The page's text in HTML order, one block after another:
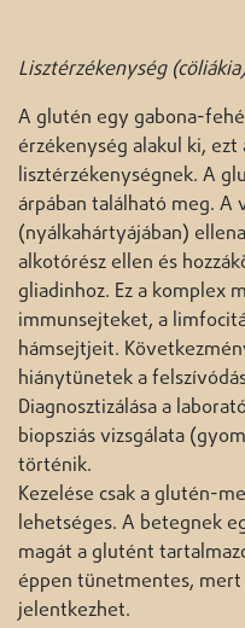
Lisztérzékenység
A glutén egy gabona-
érzékenység alakul ki,
lisztérzékenységnek. A
árpában található meg. A
(nyálkahártyájában)
alkotórész ellen és
gliadinhoz. Ez a komplex
immunsejteket, a
hámsejtjeit.
hiánytünetek a
Diagnosztizálása a
biopsziás vizsgálata
történik.
Kezelése csak a glutén-
lehetséges. A betegnek
magát a glutént
éppen tünetmentes,
jelentkezhet.